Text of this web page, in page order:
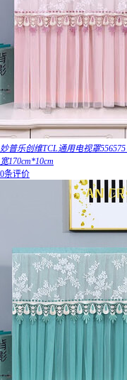
妙普乐创维TCL通用电视罩
宽170cm*10cm
0条评价